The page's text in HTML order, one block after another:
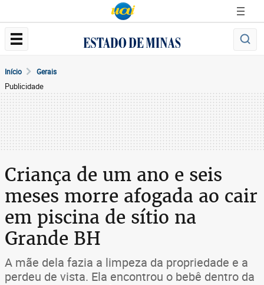
Início Gerais
Publicidade
Criança de um ano e seis
meses morre afogada ao cair
em piscina de sítio na
Grande BH
A mãe dela fazia a limpeza da propriedade e a
perdeu de vista. Ela encontrou o bebê dentro da